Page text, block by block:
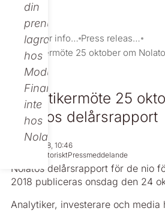
din
prenumeration
lagras
hos
Modular
Finance,
inte
hos
Nolato.
Investor information
Press releases
Analytikermöte 25 oktober om
Analytikermöte 25
Nolatos delårsrapport
Oct 19, 2018, 10:46
Icke regulatorisktPressmeddelande
Nolatos delårsrapport för de nio
2018 publiceras onsdag den 24
Analytiker, investerare och media